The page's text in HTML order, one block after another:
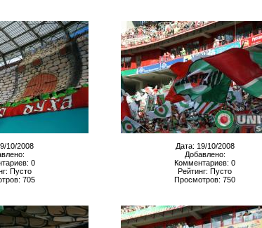
10/2008
0
Пусто
705
Дата: 19/10/2008
Добавлено:
Комментариев: 0
Рейтинг: Пусто
Просмотров: 750